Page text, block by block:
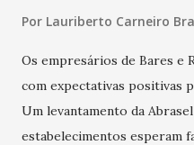
Por Lauriberto Carneiro
Os empresários de Bares e
com expectativas positivas
Um levantamento da
estabelecimentos esperam